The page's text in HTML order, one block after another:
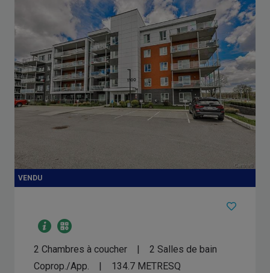
2 Chambres à coucher
2 Salles de bain
Coprop./App.
134.7 METRESQ